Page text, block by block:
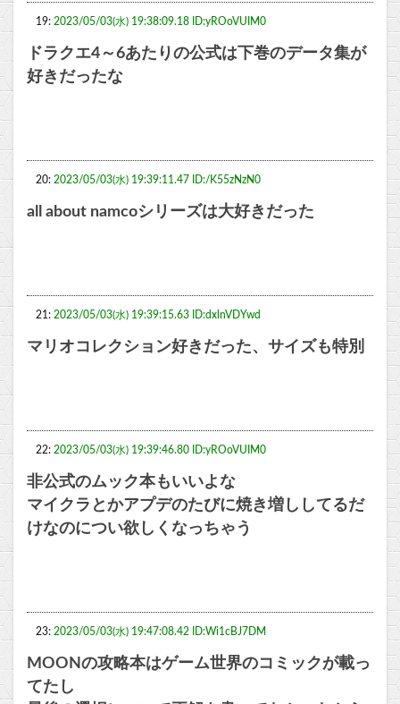
19: 2023/05/03(水) 19:38:09.18 ID:yROoVUIM0
ドラクエ4～6あたりの公式は下巻のデータ集が
好きだったな
20: 2023/05/03(水) 19:39:11.47 ID:/K55zNzN0
all about namcoシリーズは大好きだった
21: 2023/05/03(水) 19:39:15.63 ID:dxlnVDYwd
マリオコレクション好きだった、サイズも特別
22: 2023/05/03(水) 19:39:46.80 ID:yROoVUIM0
非公式のムック本もいいよな
マイクラとかアプデのたびに焼き増ししてるだ
けなのについ欲しくなっちゃう
23: 2023/05/03(水) 19:47:08.42 ID:Wi1cBJ7DM
MOONの攻略本はゲーム世界のコミックが載っ
てたし